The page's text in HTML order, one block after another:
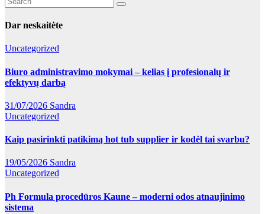
Dar neskaitėte
Uncategorized
Biuro administravimo mokymai – kelias į profesionalų ir
efektyvų darbą
31/07/2026 Sandra
Uncategorized
Kaip pasirinkti patikimą hot tub supplier ir kodėl tai svarbu?
19/05/2026 Sandra
Uncategorized
Ph Formula procedūros Kaune – moderni odos atnaujinimo
sistema